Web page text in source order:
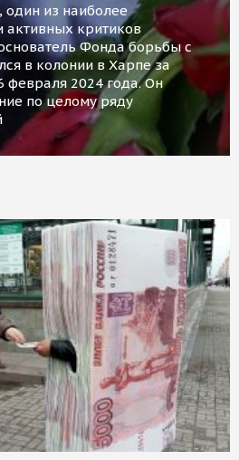
из наиболее
активных критиков
Фонда борьбы с
в колонии в Харпе за
2024 года. Он
по целому ряду